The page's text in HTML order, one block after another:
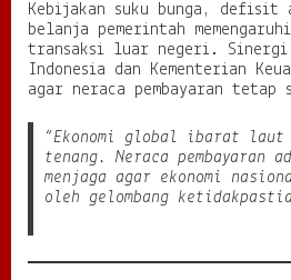
Kebijakan suku bunga, defisit
belanja pemerintah
transaksi luar negeri. Sinergi
Indonesia dan Kementerian
agar neraca pembayaran tetap
“Ekonomi global ibarat laut
tenang. Neraca pembayaran
menjaga agar ekonomi
oleh gelombang